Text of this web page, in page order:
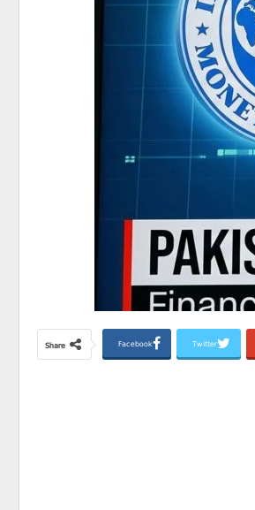
Share Facebook Twitter